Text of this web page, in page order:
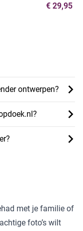
ontwerpen?
€ 29,95
met je familie of
foto’s wilt